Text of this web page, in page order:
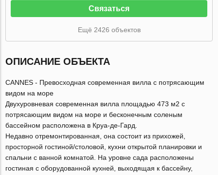
Связаться
Ещё 2426 объектов
ОПИСАНИЕ ОБЪЕКТА
CANNES - Превосходная современная вилла с потрясающим
видом на море
Двухуровневая современная вилла площадью 473 м2 с
потрясающим видом на море и бесконечным соленым
бассейном расположена в Круа-де-Гард.
Недавно отремонтированная, она состоит из прихожей,
просторной гостиной/столовой, кухни открытой планировки и
спальни с ванной комнатой. На уровне сада расположены
гостиная с оборудованной кухней, выходящая к бассейну,